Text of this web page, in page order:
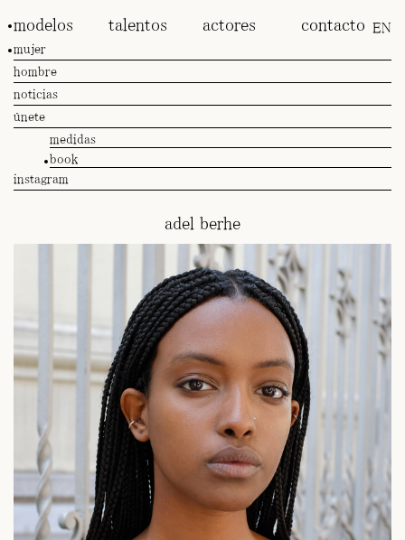
modelos talentos actores contacto EN
mujer
hombre
noticias
únete
medidas
book
instagram
adel berhe